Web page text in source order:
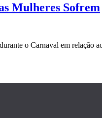
Mulheres Sofrem
o Carnaval em relação